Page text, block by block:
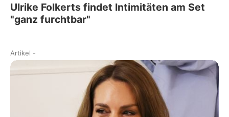
Ulrike Folkerts findet Intimitäten am Set
"ganz furchtbar"
Artikel -